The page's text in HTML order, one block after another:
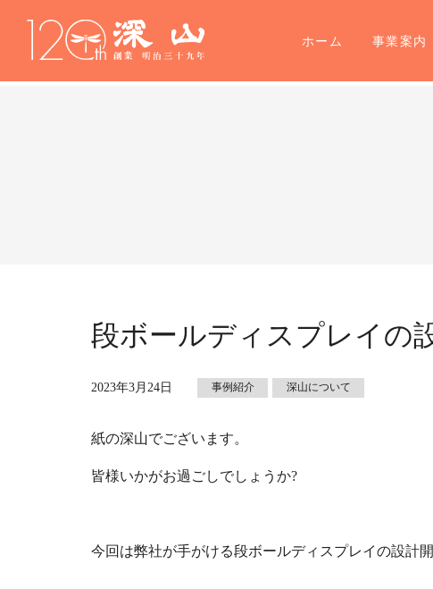
ホーム 事業案内
段ボールディスプレイの
2023年3月24日 事例紹介 深山について
紙の深山でございます。
皆様いかがお過ごしでしょうか?
今回は弊社が手がける段ボールディスプレイの設計